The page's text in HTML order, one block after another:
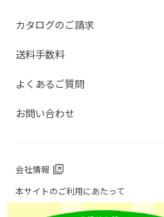
カタログのご請求
送料手数料
よくあるご質問
お問い合わせ
会社情報
本サイトのご利用にあたって
個人情報保護方針